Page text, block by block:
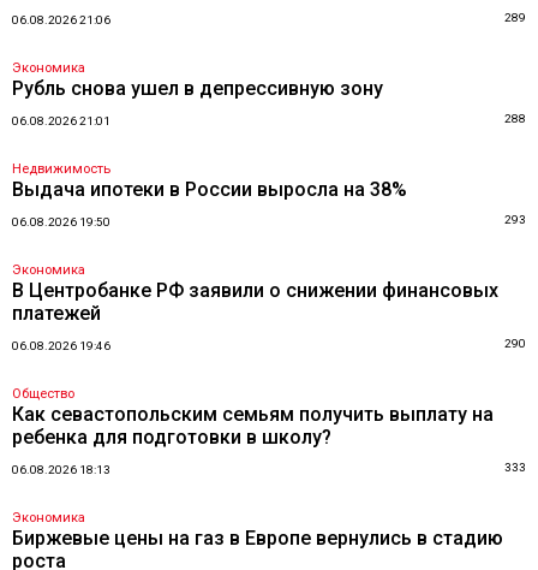
06.08.2026 21:06 289
Экономика
Рубль снова ушел в депрессивную зону
06.08.2026 21:01 288
Недвижимость
Выдача ипотеки в России выросла на 38%
06.08.2026 19:50 293
Экономика
В Центробанке РФ заявили о снижении финансовых
платежей
06.08.2026 19:46 290
Общество
Как севастопольским семьям получить выплату на
ребенка для подготовки в школу?
06.08.2026 18:13 333
Экономика
Биржевые цены на газ в Европе вернулись в стадию
роста